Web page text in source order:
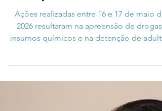
refino de cocaína e prende
suspeitos em Araxá e Ibiá
Ações realizadas entre 16 e 17 de maio de
insumos químicos e na detenção de
e de um adolescente; polícia reforça
Paranaíba. Na manhã do último domingo